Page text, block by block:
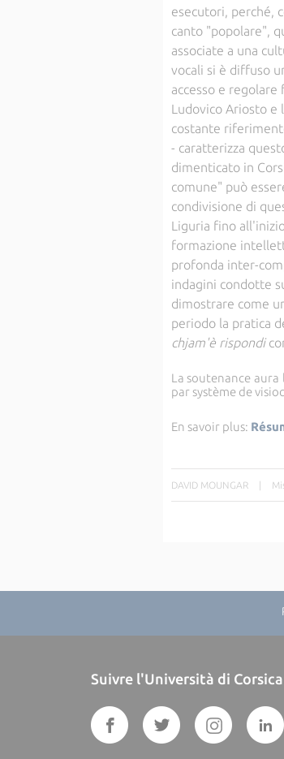
esecutori, perché,
canto "popolare",
associate a una
vocali si è diffuso
accesso e
Ludovico Ariosto e
costante
- caratterizza
dimenticato in
comune" può
condivisione di
Liguria fino
formazione
profonda inter-
indagini condotte
dimostrare come
periodo la pratica
chjam'è rispondi
La soutenance aura
par système de
En savoir plus:
DAVID MOUNGAR |
Suivre l'Università di Corsica